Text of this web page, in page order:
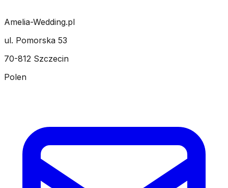
Amelia-Wedding.pl
ul. Pomorska 53
70-812 Szczecin
Polen